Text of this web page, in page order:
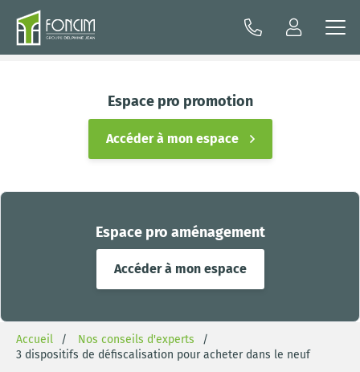
Espace pro aménagement
Accéder à mon espace
Espace pro promotion
Accéder à mon espace
Accueil
Nos conseils d'experts
3 dispositifs de défiscalisation pour acheter dans le neuf